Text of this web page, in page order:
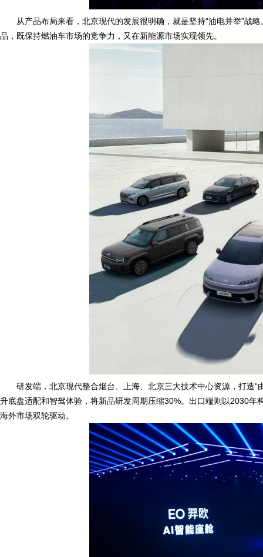
从产品布局来看，北京现代的发展很明确，就是坚持“油电并举”战
品，既保持燃油车市场的竞争力，又在新能源市场实现领先。
研发端，北京现代整合烟台、上海、北京三大技术中心资源，打造
升底盘适配和智驾体验，将新品研发周期压缩30%。出口端则以2030年
海外市场双轮驱动。